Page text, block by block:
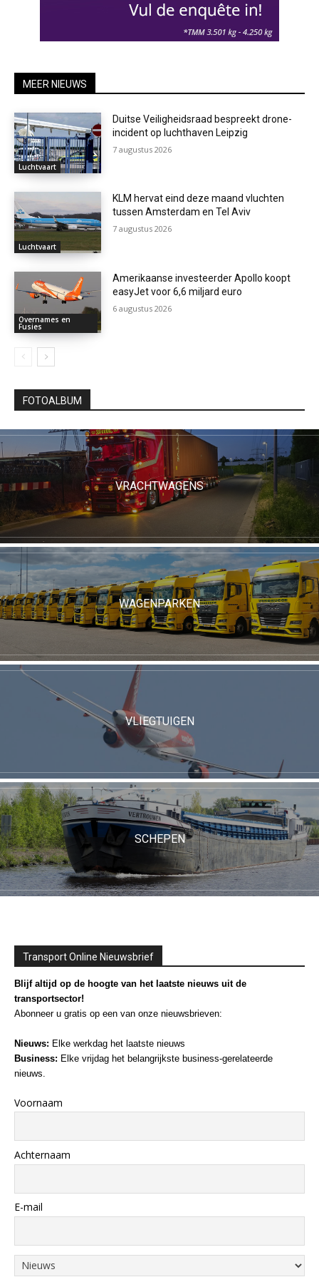
MEER NIEUWS
Luchtvaart
Duitse Veiligheidsraad bespreekt drone-
incident op luchthaven Leipzig
7 augustus 2026
Luchtvaart
KLM hervat eind deze maand vluchten
tussen Amsterdam en Tel Aviv
7 augustus 2026
Overnames en
Fusies
Amerikaanse investeerder Apollo koopt
easyJet voor 6,6 miljard euro
6 augustus 2026
FOTOALBUM
VRACHTWAGENS
WAGENPARKEN
VLIEGTUIGEN
SCHEPEN
Transport Online Nieuwsbrief
Blijf altijd op de hoogte van het laatste nieuws uit de
transportsector!
Abonneer u gratis op een van onze nieuwsbrieven:
Nieuws: Elke werkdag het laatste nieuws
Business: Elke vrijdag het belangrijkste business-gerelateerde
nieuws.
Voornaam
Achternaam
E-mail